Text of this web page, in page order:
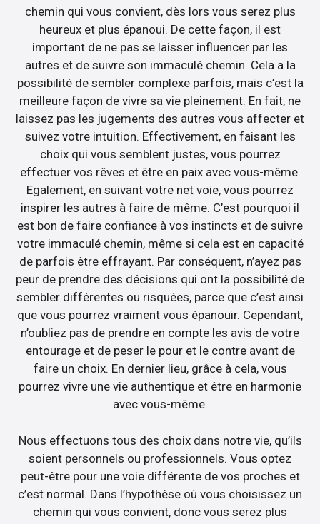
chemin qui vous convient, dès lors vous serez plus
heureux et plus épanoui. De cette façon, il est
important de ne pas se laisser influencer par les
autres et de suivre son immaculé chemin. Cela a la
possibilité de sembler complexe parfois, mais c’est la
meilleure façon de vivre sa vie pleinement. En fait, ne
laissez pas les jugements des autres vous affecter et
suivez votre intuition. Effectivement, en faisant les
choix qui vous semblent justes, vous pourrez
effectuer vos rêves et être en paix avec vous-même.
Egalement, en suivant votre net voie, vous pourrez
inspirer les autres à faire de même. C’est pourquoi il
est bon de faire confiance à vos instincts et de suivre
votre immaculé chemin, même si cela est en capacité
de parfois être effrayant. Par conséquent, n’ayez pas
peur de prendre des décisions qui ont la possibilité de
sembler différentes ou risquées, parce que c’est ainsi
que vous pourrez vraiment vous épanouir. Cependant,
n’oubliez pas de prendre en compte les avis de votre
entourage et de peser le pour et le contre avant de
faire un choix. En dernier lieu, grâce à cela, vous
pourrez vivre une vie authentique et être en harmonie
avec vous-même.
Nous effectuons tous des choix dans notre vie, qu’ils
soient personnels ou professionnels. Vous optez
peut-être pour une voie différente de vos proches et
c’est normal. Dans l’hypothèse où vous choisissez un
chemin qui vous convient, donc vous serez plus